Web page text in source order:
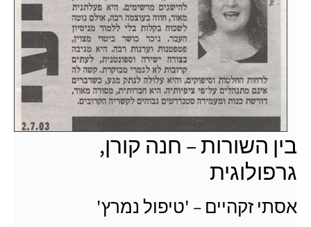
בין השורות – חנה קורן,
גרפולוגית
אסתי זקהיים – 'טיפול נמרץ'